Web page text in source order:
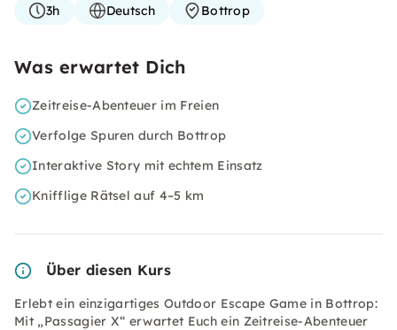
3h Deutsch Bottrop
Was erwartet Dich
Zeitreise-Abenteuer im Freien
Verfolge Spuren durch Bottrop
Interaktive Story mit echtem Einsatz
Knifflige Rätsel auf 4–5 km
Über diesen Kurs
Erlebt ein einzigartiges Outdoor Escape Game in Bottrop:
Mit „Passagier X“ erwartet Euch ein Zeitreise-Abenteuer